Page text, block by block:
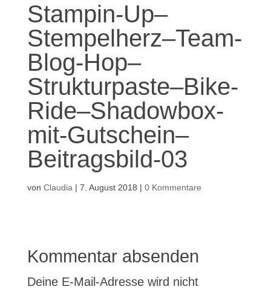
Stampin-Up–
Stempelherz–Team-
Blog-Hop–
Strukturpaste–Bike-
Ride–Shadowbox-
mit-Gutschein–
Beitragsbild-03
von Claudia | 7. August 2018 | 0 Kommentare
Kommentar absenden
Deine E-Mail-Adresse wird nicht